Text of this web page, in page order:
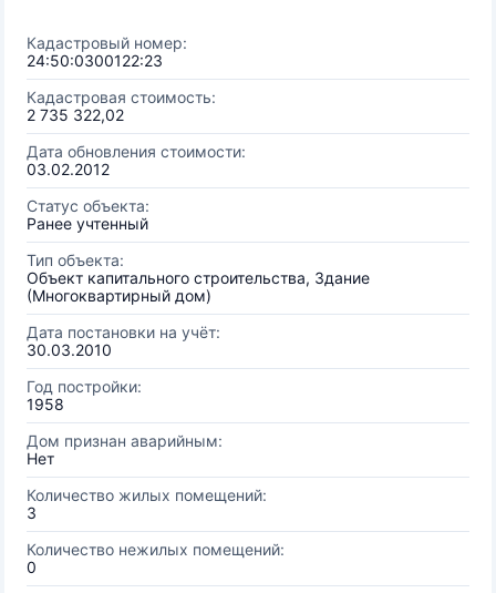
Кадастровый номер:
24:50:0300122:23
Кадастровая стоимость:
2 735 322,02
Дата обновления стоимости:
03.02.2012
Статус объекта:
Ранее учтенный
Тип объекта:
Объект капитального строительства, Здание
(Многоквартирный дом)
Дата постановки на учёт:
30.03.2010
Год постройки:
1958
Дом признан аварийным:
Нет
Количество жилых помещений:
3
Количество нежилых помещений:
0